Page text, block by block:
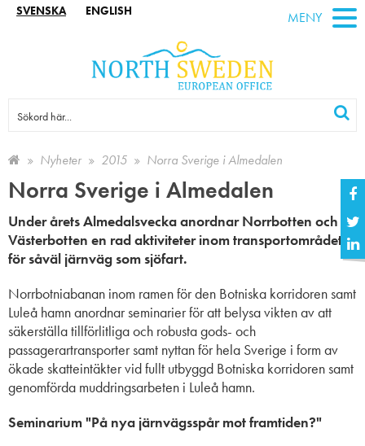
SVENSKA ENGLISH MENY
Nyheter 2015 Norra Sverige i Almedalen
Norra Sverige i Almedalen
Under årets Almedalsvecka anordnar Norrbotten och
Västerbotten en rad aktiviteter inom transportområdet
för såväl järnväg som sjöfart.
Norrbotniabanan inom ramen för den Botniska korridoren samt
Luleå hamn anordnar seminarier för att belysa vikten av att
säkerställa tillförlitliga och robusta gods- och
passagerartransporter samt nyttan för hela Sverige i form av
ökade skatteintäkter vid fullt utbyggd Botniska korridoren samt
genomförda muddringsarbeten i Luleå hamn.
Seminarium "På nya järnvägsspår mot framtiden?"